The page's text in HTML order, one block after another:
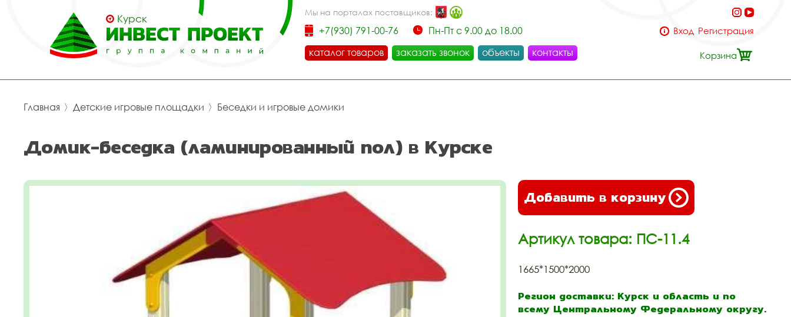
Курск
Мы на порталах поставщиков:
+7(930) 791-00-76
Пн-Пт с 9.00 до 18.00
каталог товаров
заказать звонок объекты контакты
Вход Регистрация
Корзина
Главная 〉 Детские игровые площадки 〉 Беседки и игровые домики
Домик-беседка (ламинированный пол) в Курске
Добавить в корзину
Артикул товара: ПС-11.4
1665*1500*2000
Регион доставки: Курск и область и по
всему Центральному Федеральному округу.